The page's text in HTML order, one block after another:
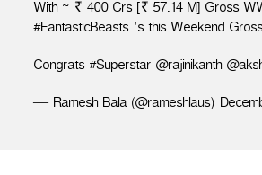
With ~ ₹ 400 Crs [₹ 57.14 M] Gross
#FantasticBeasts 's this Weekend
Congrats #Superstar @rajinikanth
— Ramesh Bala (@rameshlaus)